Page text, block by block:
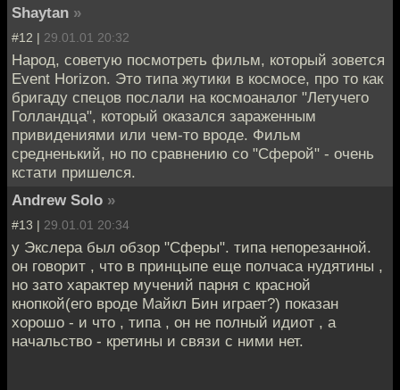
Shaytan »
#12 | 29.01.01 20:32
Народ, советую посмотреть фильм, который зовется
Event Horizon. Это типа жутики в космосе, про то как
бригаду спецов послали на космоаналог "Летучего
Голландца", который оказался зараженным
привидениями или чем-то вроде. Фильм
средненький, но по сравнению со "Сферой" - очень
кстати пришелся.
Andrew Solo »
#13 | 29.01.01 20:34
у Экслера был обзор "Сферы". типа непорезанной.
он говорит , что в принцыпе еще полчаса нудятины ,
но зато характер мучений парня с красной
кнопкой(его вроде Майкл Бин играет?) показан
хорошо - и что , типа , он не полный идиот , а
начальство - кретины и связи с ними нет.